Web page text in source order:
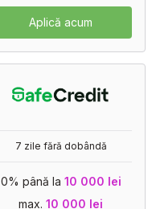
Aplică acum
7 zile fără dobândă
0% până la 10 000 lei
max. 10 000 lei